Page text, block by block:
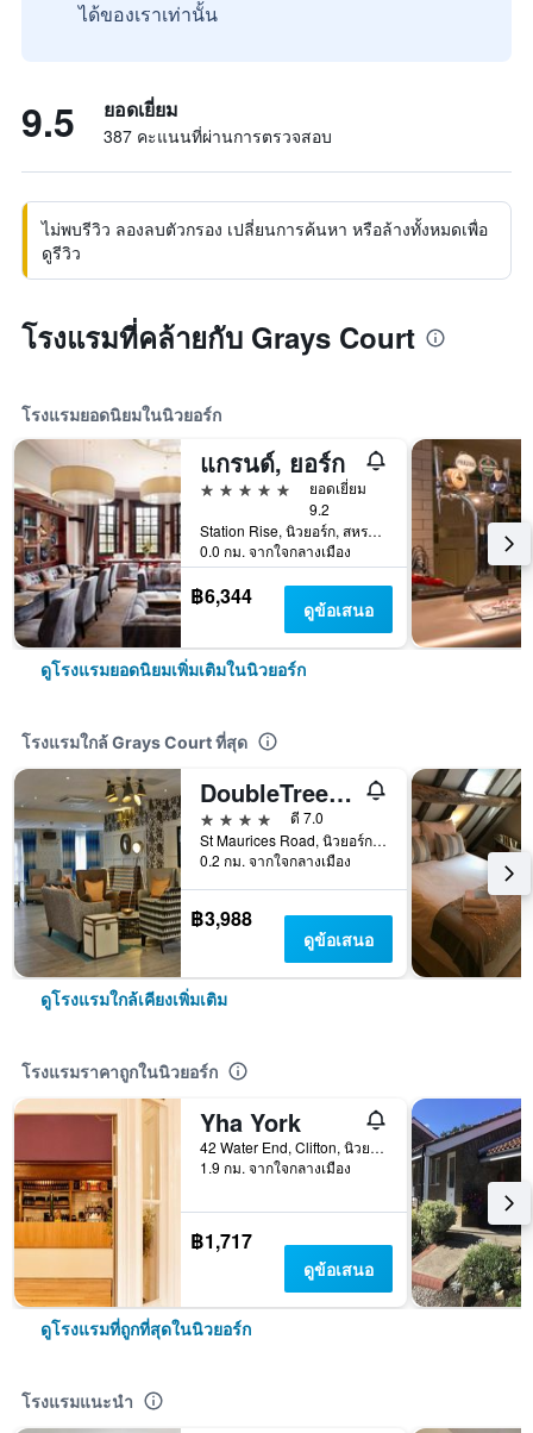
ได้ของเราเท่านั้น
9.5 ยอดเยี่ยม
387 คะแนนที่ผ่านการตรวจสอบ
ไม่พบรีวิว ลองลบตัวกรอง เปลี่ยนการค้นหา หรือล้างทั้งหมดเพื่อ
ดูรีวิว
โรงแรมที่คล้ายกับ Grays Court
โรงแรมยอดนิยมในนิวยอร์ก
แกรนด์, ยอร์ก
5 ดาว
ยอดเยี่ยม
9.2
Station Rise, นิวยอร์ก, สหราชอาณาจักร
0.0 กม. จากใจกลางเมือง
฿6,344 ดูข้อเสนอ
ดูโรงแรมยอดนิยมเพิ่มเติมในนิวยอร์ก
โรงแรมใกล้ Grays Court ที่สุด
DoubleTree by Hilton York
4 ดาว
ดี 7.0
St Maurices Road, นิวยอร์ก, สหราชอาณาจักร
0.2 กม. จากใจกลางเมือง
฿3,988
ดูข้อเสนอ
ดูโรงแรมใกล้เคียงเพิ่มเติม
โรงแรมราคาถูกในนิวยอร์ก
Yha York
42 Water End, Clifton, นิวยอร์ก, สหราชอาณาจักร
1.9 กม. จากใจกลางเมือง
฿1,717
ดูข้อเสนอ
ดูโรงแรมที่ถูกที่สุดในนิวยอร์ก
โรงแรมแนะนำ